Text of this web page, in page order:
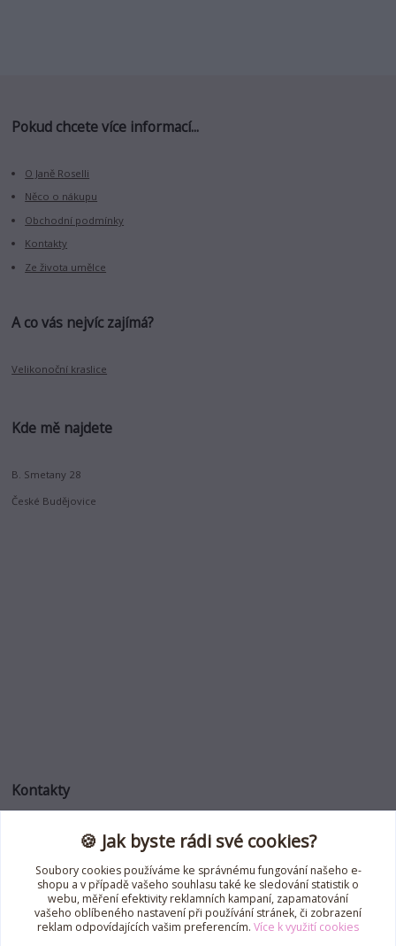
Pokud chcete více informací...
O Janě Roselli
Něco o nákupu
Obchodní podmínky
Kontakty
Ze života umělce
A co vás nejvíc zajímá?
Velikonoční kraslice
Kde mě najdete
B. Smetany 28
České Budějovice
Kontakty
Jana Roselli
+420 739 353 708
(Po-Pá, 8-18 hod.)
jana.roselli@gmail.com
🍪 Jak byste rádi své cookies?
Soubory cookies používáme ke správnému fungování našeho e-
shopu a v případě vašeho souhlasu také ke sledování statistik o
webu, měření efektivity reklamních kampaní, zapamatování
vašeho oblíbeného nastavení při používání stránek, či zobrazení
reklam odpovídajících vašim preferencím. Více k využití cookies